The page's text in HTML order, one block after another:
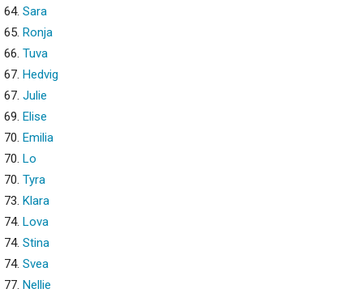
64. Sara
65. Ronja
66. Tuva
67. Hedvig
67. Julie
69. Elise
70. Emilia
70. Lo
70. Tyra
73. Klara
74. Lova
74. Stina
74. Svea
77. Nellie